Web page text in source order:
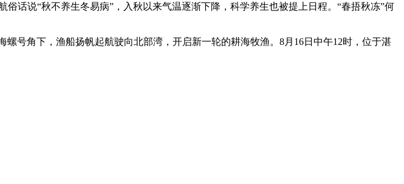
话说“秋不养生冬易病”，入秋以来气温逐渐下降，科学养生也被提上日程。“春捂秋冻”何
号角下，渔船扬帆起航驶向北部湾，开启新一轮的耕海牧渔。8月16日中午12时，位于湛